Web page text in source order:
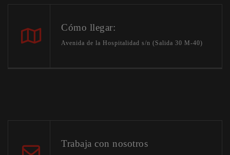
Cómo llegar:
Avenida de la Hospitalidad s/n (Salida 30 M-40)
Trabaja con nosotros